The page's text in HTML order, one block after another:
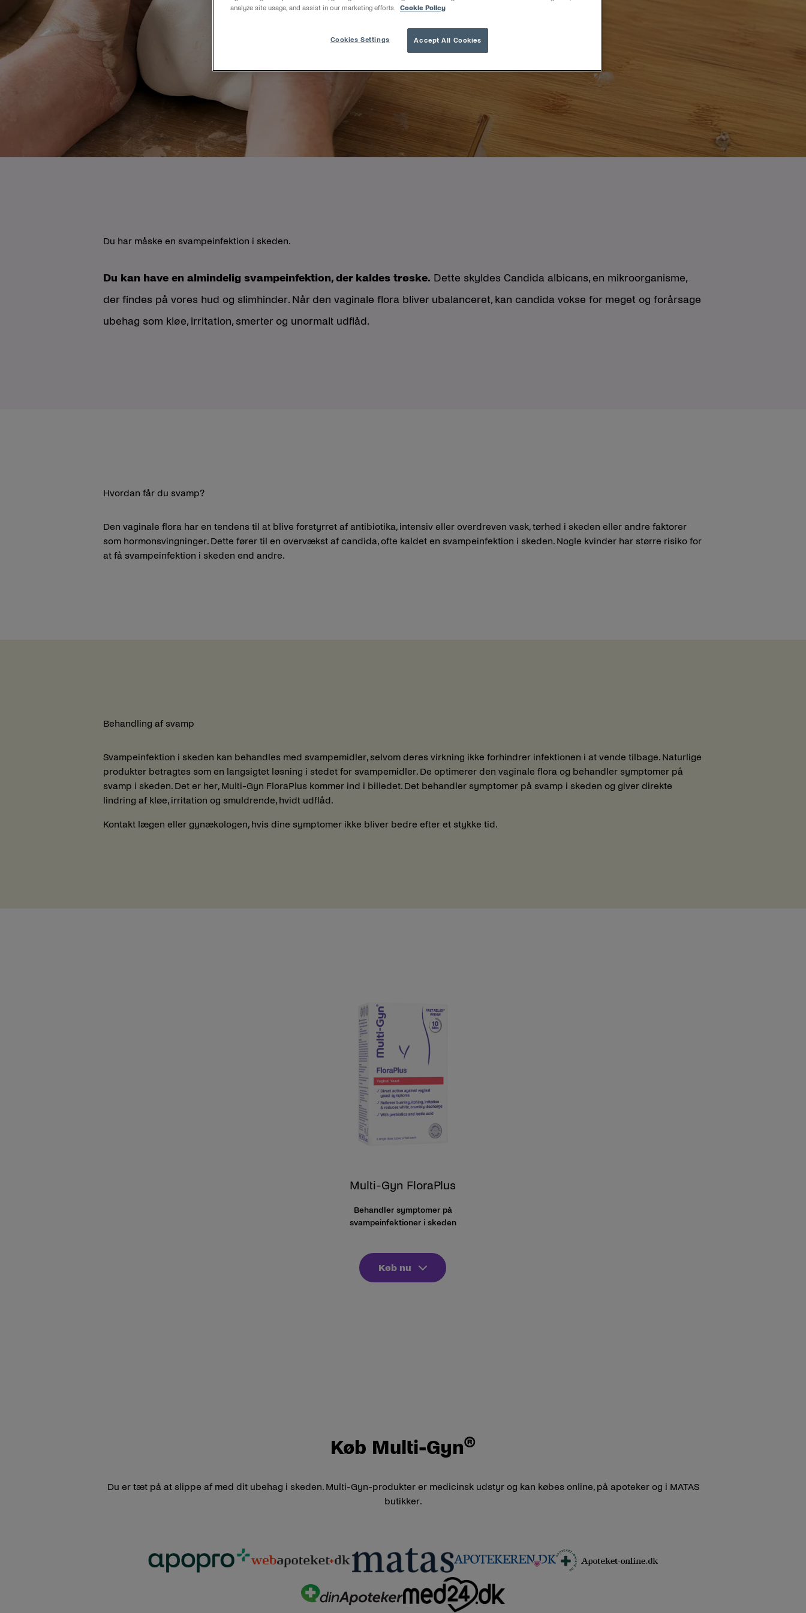
Du har måske en svampeinfektion i skeden.
Du kan have en almindelig svampeinfektion, der kaldes trøske. Dette skyldes Candida albicans, en mikroorganisme,
der findes på vores hud og slimhinder. Når den vaginale flora bliver ubalanceret, kan candida vokse for meget og forårsage
ubehag som kløe, irritation, smerter og unormalt udflåd.
Hvordan får du svamp?
Den vaginale flora har en tendens til at blive forstyrret af antibiotika, intensiv eller overdreven vask, tørhed i skeden eller andre faktorer
som hormonsvingninger. Dette fører til en overvækst af candida, ofte kaldet en svampeinfektion i skeden. Nogle kvinder har større risiko for
at få svampeinfektion i skeden end andre.
Behandling af svamp
Svampeinfektion i skeden kan behandles med svampemidler, selvom deres virkning ikke forhindrer infektionen i at vende tilbage. Naturlige
produkter betragtes som en langsigtet løsning i stedet for svampemidler. De optimerer den vaginale flora og behandler symptomer på
svamp i skeden. Det er her, Multi-Gyn FloraPlus kommer ind i billedet. Det behandler symptomer på svamp i skeden og giver direkte
lindring af kløe, irritation og smuldrende, hvidt udflåd.
Kontakt lægen eller gynækologen, hvis dine symptomer ikke bliver bedre efter et stykke tid.
Multi-Gyn FloraPlus
Behandler symptomer på
svampeinfektioner i skeden
Køb nu
Køb Multi-Gyn®
Du er tæt på at slippe af med dit ubehag i skeden. Multi-Gyn-produkter er medicinsk udstyr og kan købes online, på apoteker og i MATAS
butikker.
analyze site usage, and assist in our marketing efforts.
Cookie Policy
Accept All Cookies
Cookies Settings